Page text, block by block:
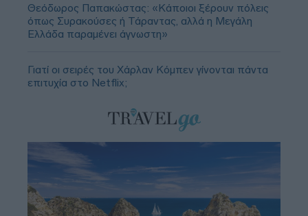
Θεόδωρος Παπακώστας: «Κάποιοι ξέρουν πόλεις
όπως Συρακούσες ή Τάραντας, αλλά η Μεγάλη
Ελλάδα παραμένει άγνωστη»
Γιατί οι σειρές του Χάρλαν Κόμπεν γίνονται πάντα
επιτυχία στο Netflix;